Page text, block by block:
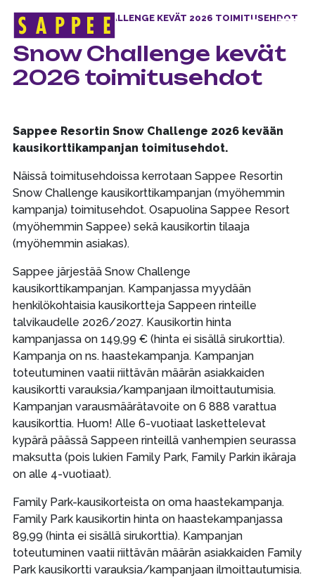
Päävalikko
ETUSIVU > SNOW CHALLENGE KEVÄT 2026 TOIMITUSEHDOT
Snow Challenge kevät
2026 toimitusehdot
Sappee Resortin Snow Challenge 2026 kevään
kausikorttikampanjan toimitusehdot.
Näissä toimitusehdoissa kerrotaan Sappee Resortin
Snow Challenge kausikorttikampanjan (myöhemmin
kampanja) toimitusehdot. Osapuolina Sappee Resort
(myöhemmin Sappee) sekä kausikortin tilaaja
(myöhemmin asiakas).
Sappee järjestää Snow Challenge
kausikorttikampanjan. Kampanjassa myydään
henkilökohtaisia kausikortteja Sappeen rinteille
talvikaudelle 2026/2027. Kausikortin hinta
kampanjassa on 149,99 € (hinta ei sisällä sirukorttia).
Kampanja on ns. haastekampanja. Kampanjan
toteutuminen vaatii riittävän määrän asiakkaiden
kausikortti varauksia/kampanjaan ilmoittautumisia.
Kampanjan varausmäärätavoite on 6 888 varattua
kausikorttia. Huom! Alle 6-vuotiaat laskettelevat
kypärä päässä Sappeen rinteillä vanhempien seurassa
maksutta (pois lukien Family Park, Family Parkin ikäraja
on alle 4-vuotiaat).
Family Park-kausikorteista on oma haastekampanja.
Family Park kausikortin hinta on haastekampanjassa
89,99 (hinta ei sisällä sirukorttia). Kampanjan
toteutuminen vaatii riittävän määrän asiakkaiden Family
Park kausikortti varauksia/kampanjaan ilmoittautumisia.